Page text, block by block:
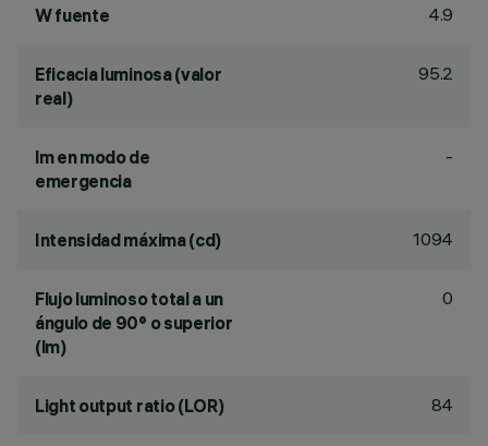
W fuente 4.9
Eficacia luminosa (valor
real)
95.2
lm en modo de
emergencia
-
Intensidad máxima (cd) 1094
Flujo luminoso total a un
ángulo de 90° o superior
(lm)
0
Light output ratio (LOR) 84